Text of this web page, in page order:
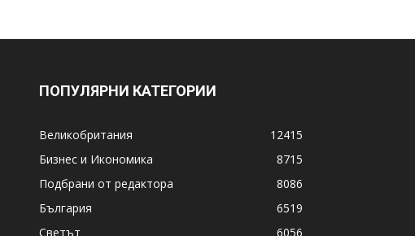
ПОПУЛЯРНИ КАТЕГОРИИ
Великобритания
12415
Бизнес и Икономика
8715
Подбрани от редактора
8086
България
6519
Светът
6056